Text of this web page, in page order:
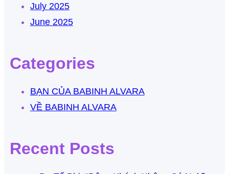
July 2025
June 2025
Categories
BẠN CỦA BABINH ALVARA
VỀ BABINH ALVARA
Recent Posts